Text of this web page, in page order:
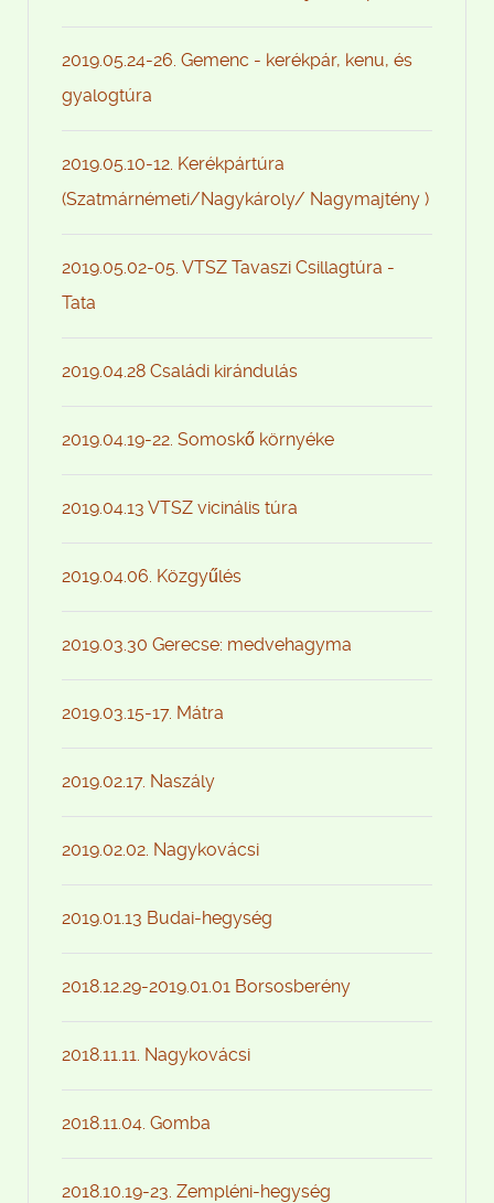
2019.05.24-26. Gemenc - kerékpár, kenu, és
gyalogtúra
2019.05.10-12. Kerékpártúra
(Szatmárnémeti/Nagykároly/ Nagymajtény )
2019.05.02-05. VTSZ Tavaszi Csillagtúra -
Tata
2019.04.28 Családi kirándulás
2019.04.19-22. Somoskő környéke
2019.04.13 VTSZ vicinális túra
2019.04.06. Közgyűlés
2019.03.30 Gerecse: medvehagyma
2019.03.15-17. Mátra
2019.02.17. Naszály
2019.02.02. Nagykovácsi
2019.01.13 Budai-hegység
2018.12.29-2019.01.01 Borsosberény
2018.11.11. Nagykovácsi
2018.11.04. Gomba
2018.10.19-23. Zempléni-hegység